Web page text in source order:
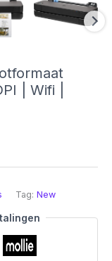
| Wifi |
Tag: New